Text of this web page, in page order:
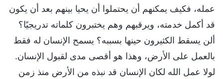
عمله، فكيف يمكنهم أن يحتملوا أن يحيا بينهم بعد أن يكون
قد أكمل خدمته، ويرقبهم وهم يختبرون كلماته تدريجيًا؟
ألن يسقط الكثيرون حينها بسببه؟ يسمح الإنسان له فقط
بالعمل على الأرض، وهذا هو أقصى مدى لقبول الإنسان.
لولا عمل الله لكان الإنسان قد نبذه من الأرض منذ زمن